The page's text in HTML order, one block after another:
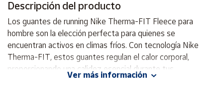
Cuenta
Área
cliente
Descripción del producto
Los guantes de running Nike Therma-FIT Fleece para
hombre son la elección perfecta para quienes se
encuentran activos en climas fríos. Con tecnología Nike
Therma-FIT, estos guantes regulan el calor corporal,
proporcionando una calidez esencial durante tus
entrenamientos. Su interior de suave vellón cepillado te
Ver más información